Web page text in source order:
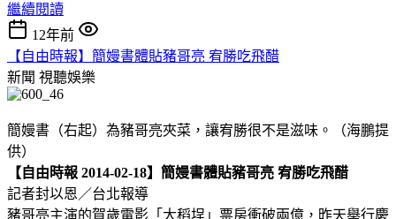
繼續閱讀
12年前
【自由時報】簡嫚書體貼豬哥亮 宥勝吃飛醋
新聞 視聽娛樂
簡嫚書（右起）為豬哥亮夾菜，讓宥勝很不是滋味。（海鵬提
供）
【自由時報 2014-02-18】簡嫚書體貼豬哥亮 宥勝吃飛醋
記者封以恩／台北報導
豬哥亮主演的賀歲電影「大稻埕」票房衝破兩億，昨天舉行慶